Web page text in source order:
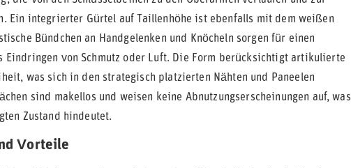
Ein integrierter Gürtel auf Taillenhöhe ist ebenfalls mit dem weißen
Bündchen an Handgelenken und Knöcheln sorgen für einen
Eindringen von Schmutz oder Luft. Die Form berücksichtigt artikulierte
was sich in den strategisch platzierten Nähten und Paneelen
sind makellos und weisen keine Abnutzungserscheinungen auf, was
Zustand hindeutet.
Vorteile